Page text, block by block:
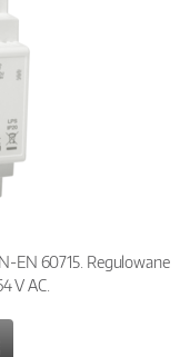
EN 60715. Regulowane
V AC.